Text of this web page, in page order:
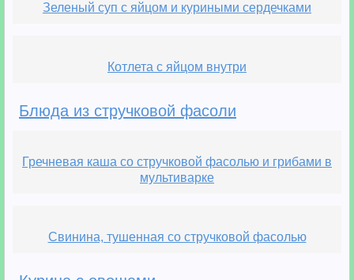
Зеленый суп с яйцом и куриными сердечками
Котлета с яйцом внутри
Блюда из стручковой фасоли
Гречневая каша со стручковой фасолью и грибами в
мультиварке
Свинина, тушенная со стручковой фасолью